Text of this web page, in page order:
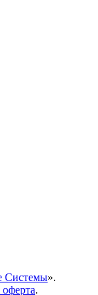
Системы».
.